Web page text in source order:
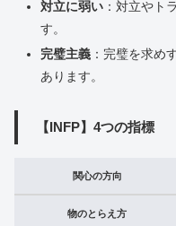
対立に弱い：対立やト
す。
完璧主義：完璧を求め
あります。
【INFP】4つの指標
関心の方向
物のとらえ方